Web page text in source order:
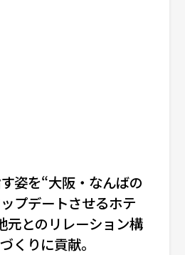
姿を“大阪・なんばの
プデートさせるホテ
元とのリレーション構
くりに貢献。